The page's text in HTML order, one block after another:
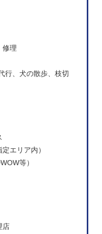
修理
行、犬の散歩、枝切
エリア内）
等）
店